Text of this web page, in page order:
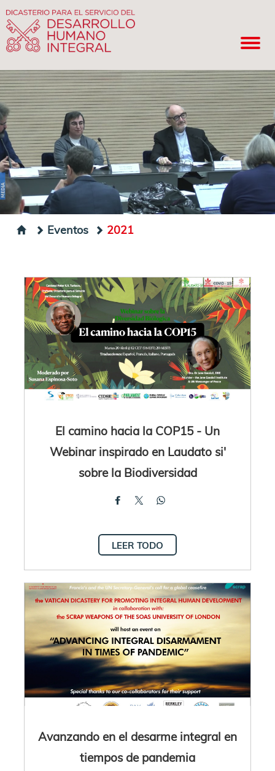
Eventos 2021
El camino hacia la COP15 - Un
Webinar inspirado en Laudato si'
sobre la Biodiversidad
LEER TODO
Avanzando en el desarme integral en
tiempos de pandemia